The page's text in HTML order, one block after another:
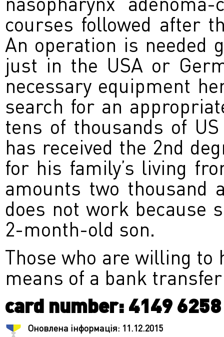
courses followed after
An operation is needed
just in the USA or
necessary equipment
search for an
tens of thousands of
has received the 2nd
for his family’s living
amounts two thousand
does not work because
2-month-old son.
Those who are willing to
means of a bank
card number: 4149
Оновлена інформація: 11.12.2015